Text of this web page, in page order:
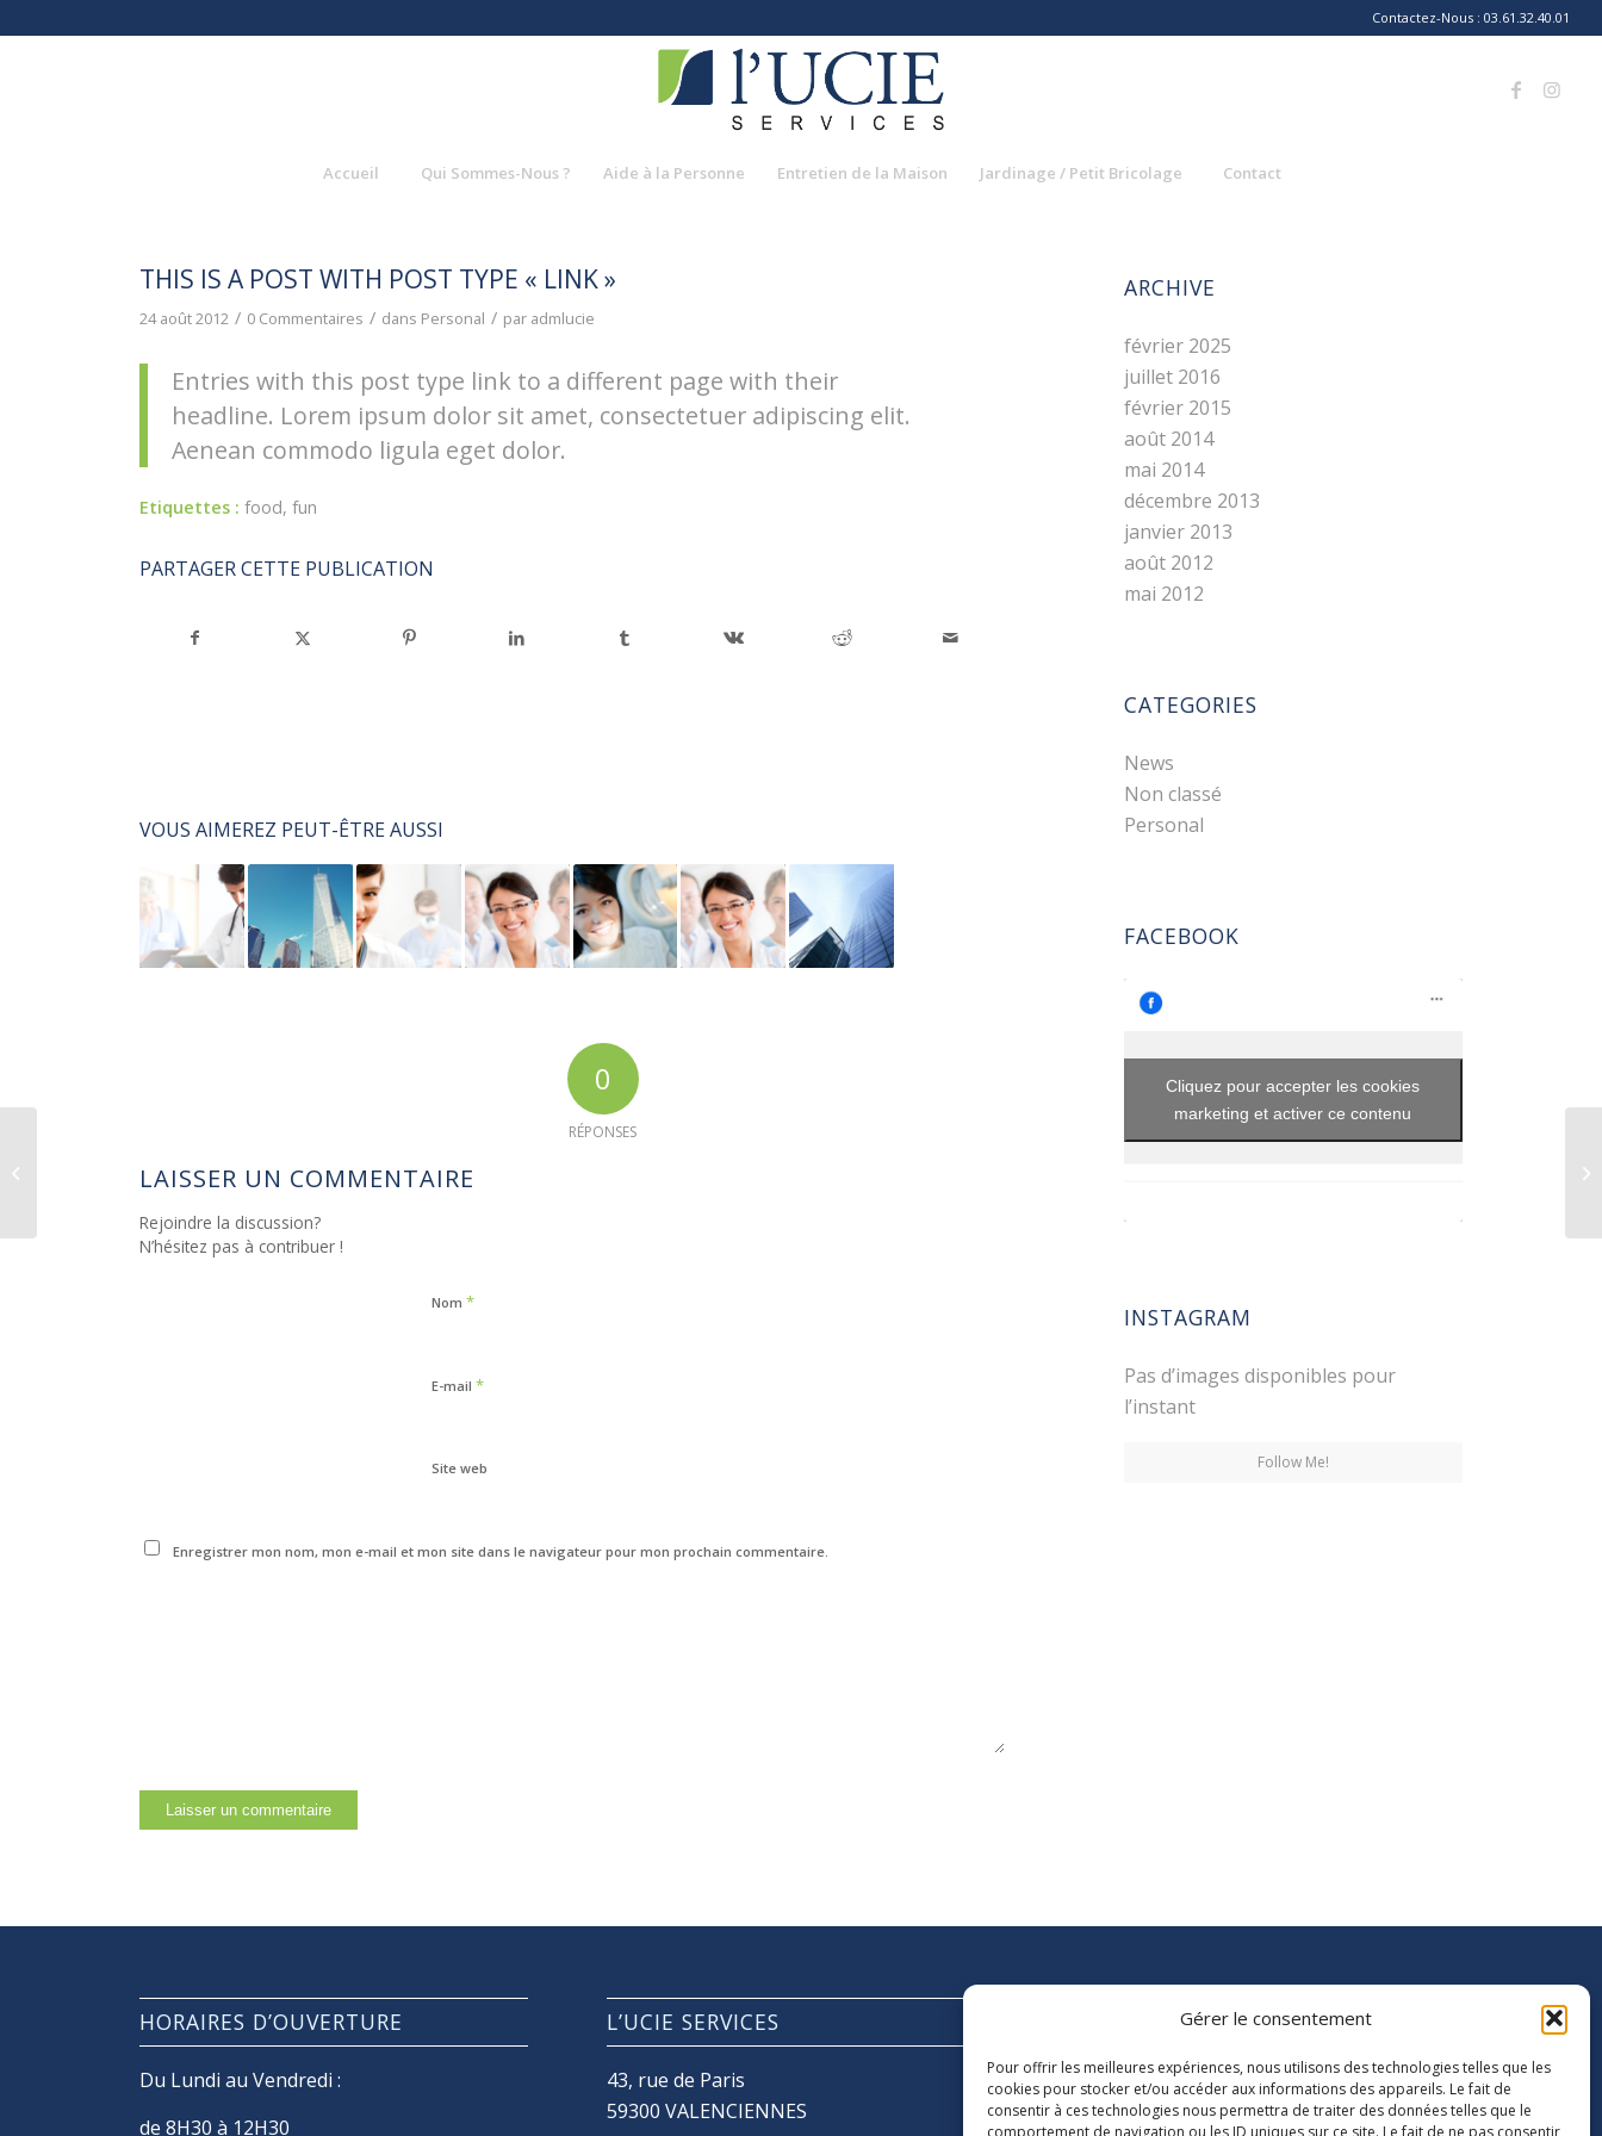
Gérer le consentement
Pour offrir les meilleures expériences, nous utilisons des technologies telles que les
cookies pour stocker et/ou accéder aux informations des appareils. Le fait de
consentir à ces technologies nous permettra de traiter des données telles que le
comportement de navigation ou les ID uniques sur ce site. Le fait de ne pas consentir
Contactez-Nous : 03.61.32.40.01
Accueil Qui Sommes-Nous ? Aide à la Personne Entretien de la Maison Jardinage / Petit Bricolage Contact
THIS IS A POST WITH POST TYPE « LINK »
24 août 2012 / 0 Commentaires / dans Personal / par admlucie
Entries with this post type link to a different page with their
headline. Lorem ipsum dolor sit amet, consectetuer adipiscing elit.
Aenean commodo ligula eget dolor.
Etiquettes : food,fun
PARTAGER CETTE PUBLICATION
VOUS AIMEREZ PEUT-ÊTRE AUSSI
0
RÉPONSES
LAISSER UN COMMENTAIRE
Rejoindre la discussion?
N’hésitez pas à contribuer !
Nom*
E-mail*
Site web
Enregistrer mon nom, mon e-mail et mon site dans le navigateur pour mon prochain commentaire.
ARCHIVE
février 2025
juillet 2016
février 2015
août 2014
mai 2014
décembre 2013
janvier 2013
août 2012
mai 2012
CATEGORIES
News
Non classé
Personal
FACEBOOK
Cliquez pour accepter les cookies
marketing et activer ce contenu
INSTAGRAM
Pas d’images disponibles pour
l’instant
Follow Me!
HORAIRES D’OUVERTURE
Du Lundi au Vendredi :
de 8H30 à 12H30
L’UCIE SERVICES
43, rue de Paris
59300 VALENCIENNES
MEMBRE DE L’UNION